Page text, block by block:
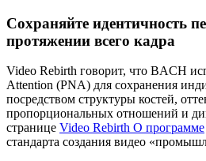
Сохраняйте идентичность
протяжении всего кадра
Video Rebirth говорит, что BACH
Attention (PNA) для сохранения
посредством структуры костей,
пропорциональных отношений и
странице Video Rebirth О программе
стандарта создания видео